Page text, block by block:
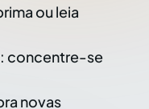
ou leia
: concentre-se
novas